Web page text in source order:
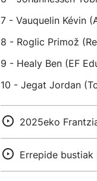
7 - Vauquelin Kévin
8 - Roglic Primož
9 - Healy Ben (EF
10 - Jegat Jordan
2025eko
Errepide bustiak